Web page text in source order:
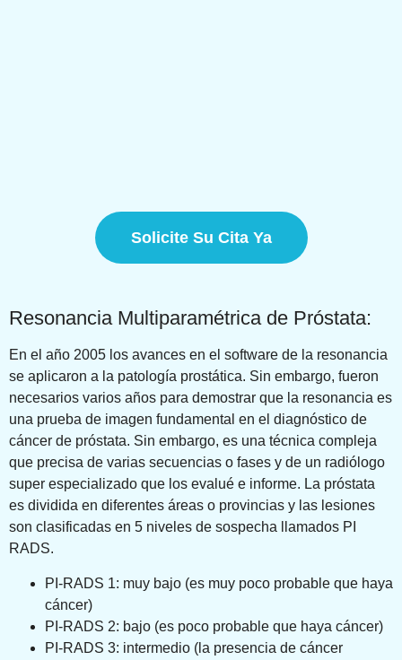
Solicite Su Cita Ya
Resonancia Multiparamétrica de Próstata:
En el año 2005 los avances en el software de la resonancia
se aplicaron a la patología prostática. Sin embargo, fueron
necesarios varios años para demostrar que la resonancia es
una prueba de imagen fundamental en el diagnóstico de
cáncer de próstata. Sin embargo, es una técnica compleja
que precisa de varias secuencias o fases y de un radiólogo
super especializado que los evalué e informe. La próstata
es dividida en diferentes áreas o provincias y las lesiones
son clasificadas en 5 niveles de sospecha llamados PI
RADS.
PI-RADS 1: muy bajo (es muy poco probable que haya
cáncer)
PI-RADS 2: bajo (es poco probable que haya cáncer)
PI-RADS 3: intermedio (la presencia de cáncer